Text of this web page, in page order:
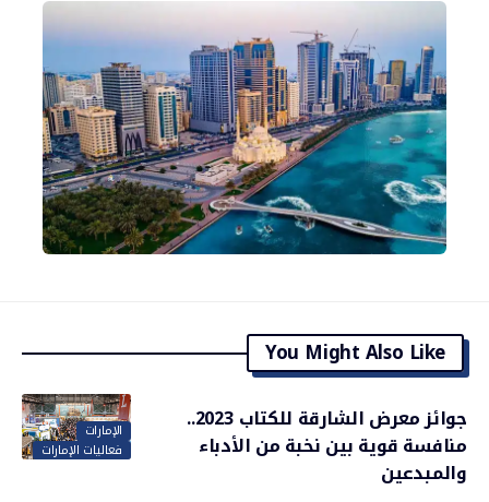
You Might Also Like
الإمارات
فعاليات الإمارات
جوائز معرض الشارقة للكتاب 2023..
منافسة قوية بين نخبة من الأدباء
والمبدعين